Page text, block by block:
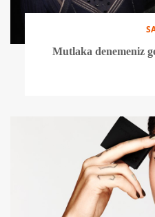
Mutlaka denemeniz